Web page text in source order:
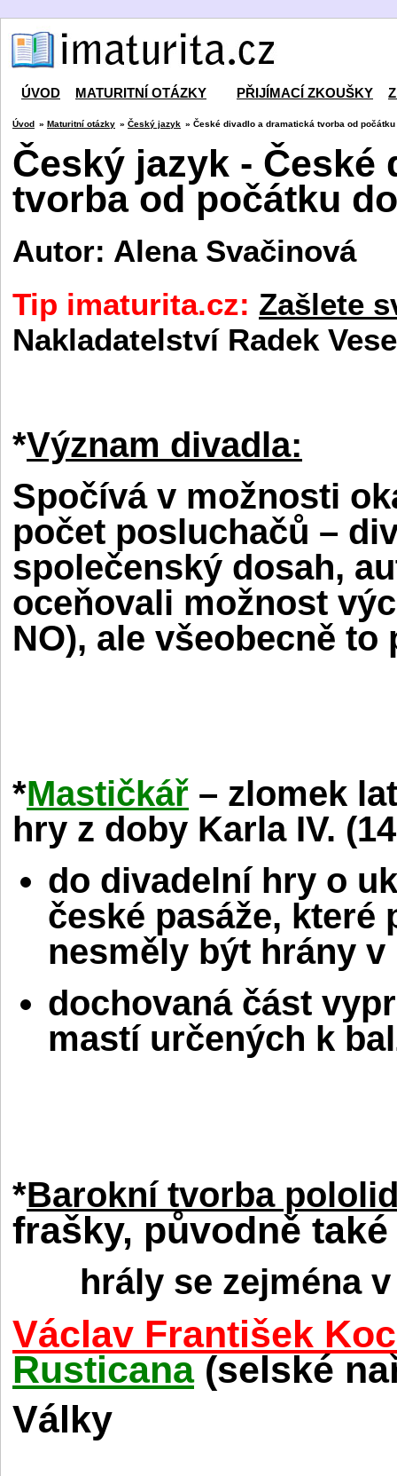
ÚVOD MATURITNÍ OTÁZKY PŘIJÍMACÍ ZKOUŠKY
Úvod » Maturitní otázky » Český jazyk » České divadlo a dramatická tvorba od
Český jazyk -
tvorba od počátku
Autor: Alena Svačinová
Tip imaturita.cz: Zašlete
Nakladatelství Radek
*Význam divadla:
Spočívá v možnosti
počet posluchačů –
společenský dosah,
oceňovali možnost
NO), ale všeobecně
*Mastičkář – zlomek
hry z doby Karla IV.
do divadelní hry o
české pasáže,
nesměly být hrány v
dochovaná část
mastí určených k
*Barokní tvorba
frašky, původně
hrály se zejména
Václav František
Rusticana(selské
Války